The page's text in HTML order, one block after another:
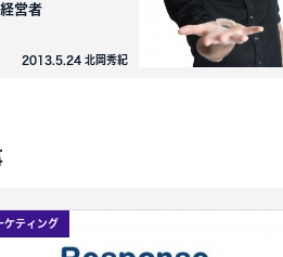
営者
2013.5.24 北岡秀紀
ケティング